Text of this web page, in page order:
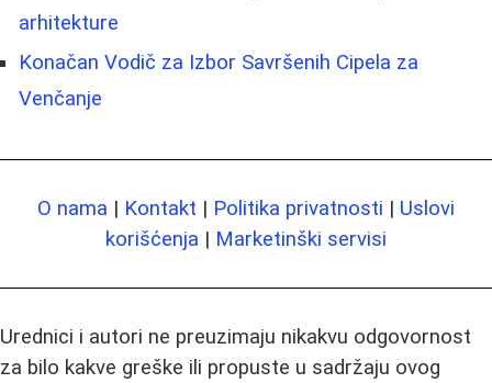
arhitekture
Konačan Vodič za Izbor Savršenih Cipela za
Venčanje
O nama | Kontakt | Politika privatnosti | Uslovi
korišćenja | Marketinški servisi
Urednici i autori ne preuzimaju nikakvu odgovornost
za bilo kakve greške ili propuste u sadržaju ovog